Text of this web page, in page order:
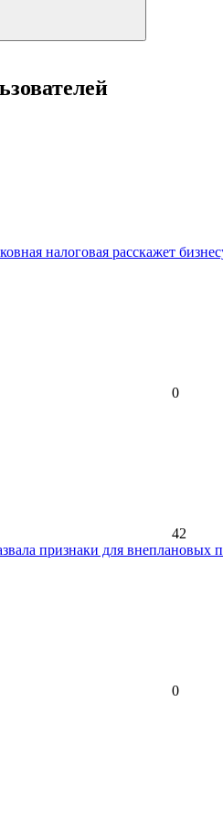
налоговая расскажет
0
42
признаки для внеплановых
0